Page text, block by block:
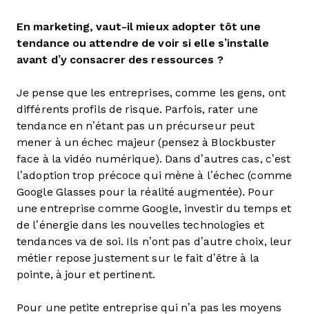
En marketing, vaut-il mieux adopter tôt une
tendance ou attendre de voir si elle s’installe
avant d’y consacrer des ressources ?
Je pense que les entreprises, comme les gens, ont
différents profils de risque. Parfois, rater une
tendance en n’étant pas un précurseur peut
mener à un échec majeur (pensez à Blockbuster
face à la vidéo numérique). Dans d’autres cas, c’est
l’adoption trop précoce qui mène à l’échec (comme
Google Glasses pour la réalité augmentée). Pour
une entreprise comme Google, investir du temps et
de l’énergie dans les nouvelles technologies et
tendances va de soi. Ils n’ont pas d’autre choix, leur
métier repose justement sur le fait d’être à la
pointe, à jour et pertinent.
Pour une petite entreprise qui n’a pas les moyens